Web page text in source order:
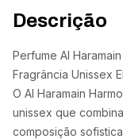
Descrição
Perfume Al
Fragrância Unissex
O Al Haramain
unissex que
composição